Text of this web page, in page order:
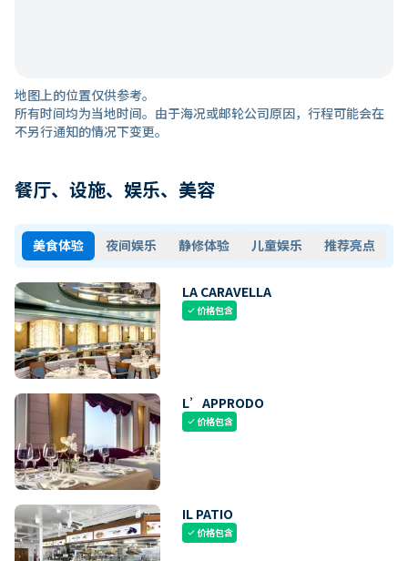
地图上的位置仅供参考。
所有时间均为当地时间。由于海况或邮轮公司原因，行程可能会在
不另行通知的情况下变更。
餐厅、设施、娱乐、美容
美食体验 夜间娱乐 静修体验 儿童娱乐 推荐亮点
LA CARAVELLA
check价格包含
L’APPRODO
check价格包含
IL PATIO
check价格包含